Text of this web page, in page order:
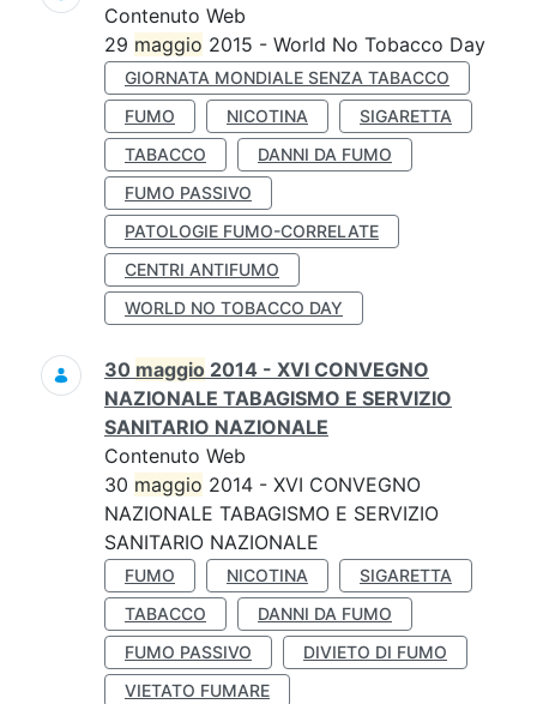
Contenuto Web
29 maggio 2015 - World No Tobacco Day
GIORNATA MONDIALE SENZA TABACCO
FUMO
NICOTINA
SIGARETTA
TABACCO
DANNI DA FUMO
FUMO PASSIVO
PATOLOGIE FUMO-CORRELATE
CENTRI ANTIFUMO
WORLD NO TOBACCO DAY
30 maggio 2014 - XVI CONVEGNO
NAZIONALE TABAGISMO E SERVIZIO
SANITARIO NAZIONALE
Contenuto Web
30 maggio 2014 - XVI CONVEGNO
NAZIONALE TABAGISMO E SERVIZIO
SANITARIO NAZIONALE
FUMO NICOTINA
SIGARETTA
TABACCO
DANNI DA FUMO
FUMO PASSIVO
DIVIETO DI FUMO
VIETATO FUMARE